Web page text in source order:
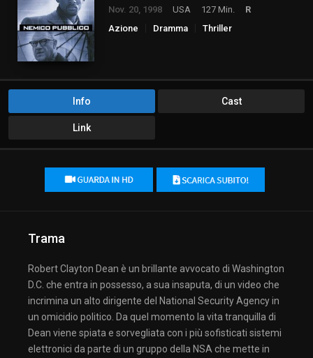
Nov. 20, 1998 USA 127 Min.
R
Azione
Dramma Thriller
Info Cast
Link
Trama
Robert Clayton Dean è un brillante avvocato di Washington
D.C. che entra in possesso, a sua insaputa, di un video che
incrimina un alto dirigente del National Security Agency in
un omicidio politico. Da quel momento la vita tranquilla di
Dean viene spiata e sorvegliata con i più sofisticati sistemi
elettronici da parte di un gruppo della NSA che mette in